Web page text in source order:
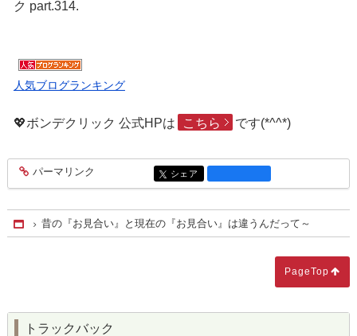
ク part.314.
人気ブログランキング
💖ボンデクリック 公式HPは こちら です(*^^*)
entry1870
パーマリンク entry1870
シェア
Home
昔の『お見合い』と現在の『お見合い』は違うんだって～
PageTop
トラックバック